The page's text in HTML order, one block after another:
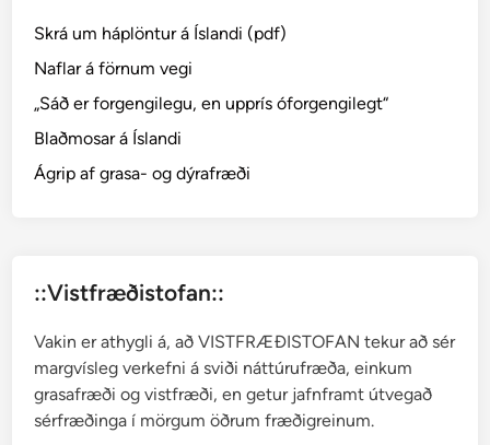
─
f
e
s
i
l
l
Skrá um háplöntur á Íslandi (pdf)
Naflar á förnum vegi
„Sáð er forgengilegu, en upprís óforgengilegt“
Blaðmosar á Íslandi
Ágrip af grasa- og dýrafræði
::Vistfræðistofan::
Vakin er athygli á, að VISTFRÆÐISTOFAN tekur að sér
margvísleg verkefni á sviði náttúrufræða, einkum
grasafræði og vistfræði, en getur jafnframt útvegað
sérfræðinga í mörgum öðrum fræðigreinum.